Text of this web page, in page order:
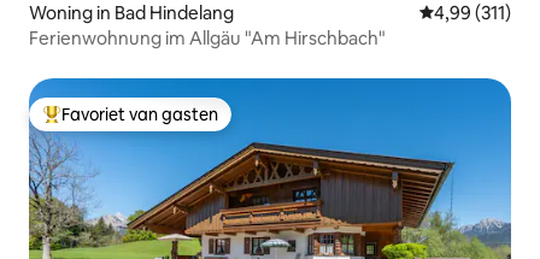
Woning in Bad Hindelang Gemiddelde
4,99 (311)
Ferienwohnung im Allgäu "Am Hirschbach"
Topfavoriet van gasten
Favoriet van gasten